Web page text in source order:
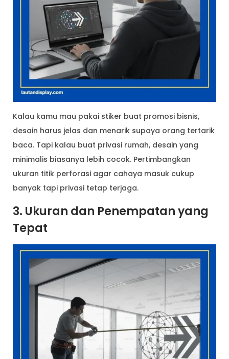
Kalau kamu mau pakai stiker buat promosi bisnis,
desain harus jelas dan menarik supaya orang tertarik
baca. Tapi kalau buat privasi rumah, desain yang
minimalis biasanya lebih cocok. Pertimbangkan
ukuran titik perforasi agar cahaya masuk cukup
banyak tapi privasi tetap terjaga.
3. Ukuran dan Penempatan yang
Tepat